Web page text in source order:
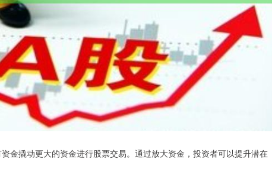
金撬动更大的资金进行股票交易。通过放大资金，投资者可以提升潜在